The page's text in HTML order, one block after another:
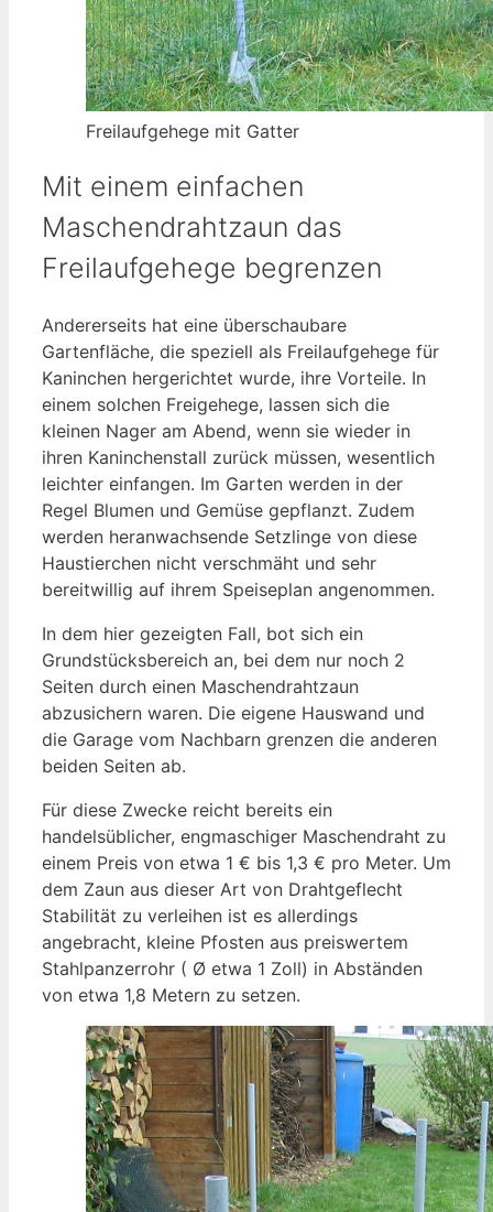
Freilaufgehege mit Gatter
Mit einem einfachen
Maschendrahtzaun das
Freilaufgehege begrenzen
Andererseits hat eine überschaubare
Gartenfläche, die speziell als Freilaufgehege für
Kaninchen hergerichtet wurde, ihre Vorteile. In
einem solchen Freigehege, lassen sich die
kleinen Nager am Abend, wenn sie wieder in
ihren Kaninchenstall zurück müssen, wesentlich
leichter einfangen. Im Garten werden in der
Regel Blumen und Gemüse gepflanzt. Zudem
werden heranwachsende Setzlinge von diese
Haustierchen nicht verschmäht und sehr
bereitwillig auf ihrem Speiseplan angenommen.
In dem hier gezeigten Fall, bot sich ein
Grundstücksbereich an, bei dem nur noch 2
Seiten durch einen Maschendrahtzaun
abzusichern waren. Die eigene Hauswand und
die Garage vom Nachbarn grenzen die anderen
beiden Seiten ab.
Für diese Zwecke reicht bereits ein
handelsüblicher, engmaschiger Maschendraht zu
einem Preis von etwa 1 € bis 1,3 € pro Meter. Um
dem Zaun aus dieser Art von Drahtgeflecht
Stabilität zu verleihen ist es allerdings
angebracht, kleine Pfosten aus preiswertem
Stahlpanzerrohr ( Ø etwa 1 Zoll) in Abständen
von etwa 1,8 Metern zu setzen.